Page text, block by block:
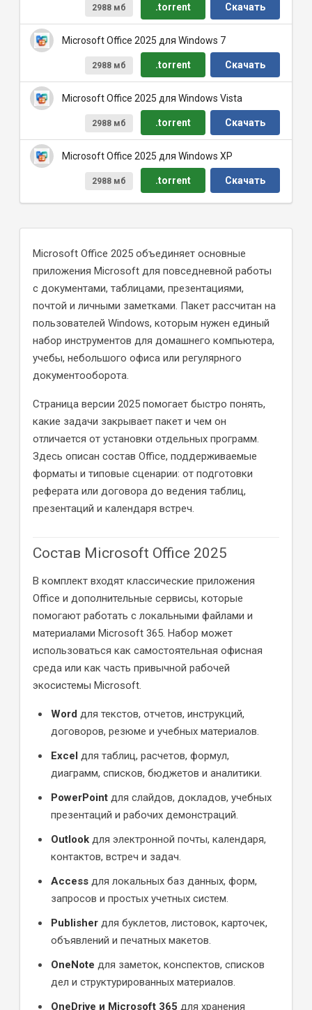
2988 мб .torrent Скачать
Microsoft Office 2025 для Windows 7
2988 мб .torrent Скачать
Microsoft Office 2025 для Windows Vista
2988 мб .torrent Скачать
Microsoft Office 2025 для Windows XP
2988 мб .torrent Скачать
Microsoft Office 2025 объединяет основные
приложения Microsoft для повседневной работы
с документами, таблицами, презентациями,
почтой и личными заметками. Пакет рассчитан на
пользователей Windows, которым нужен единый
набор инструментов для домашнего компьютера,
учебы, небольшого офиса или регулярного
документооборота.
Страница версии 2025 помогает быстро понять,
какие задачи закрывает пакет и чем он
отличается от установки отдельных программ.
Здесь описан состав Office, поддерживаемые
форматы и типовые сценарии: от подготовки
реферата или договора до ведения таблиц,
презентаций и календаря встреч.
Состав Microsoft Office 2025
В комплект входят классические приложения
Office и дополнительные сервисы, которые
помогают работать с локальными файлами и
материалами Microsoft 365. Набор может
использоваться как самостоятельная офисная
среда или как часть привычной рабочей
экосистемы Microsoft.
Word для текстов, отчетов, инструкций,
договоров, резюме и учебных материалов.
Excel для таблиц, расчетов, формул,
диаграмм, списков, бюджетов и аналитики.
PowerPoint для слайдов, докладов, учебных
презентаций и рабочих демонстраций.
Outlook для электронной почты, календаря,
контактов, встреч и задач.
Access для локальных баз данных, форм,
запросов и простых учетных систем.
Publisher для буклетов, листовок, карточек,
объявлений и печатных макетов.
OneNote для заметок, конспектов, списков
дел и структурированных материалов.
OneDrive и Microsoft 365 для хранения